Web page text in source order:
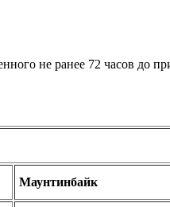
не ранее 72 часов до
Маунтинбайк